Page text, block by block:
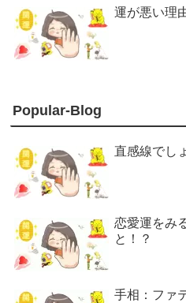
運が悪い理
Popular-Blog
直感線でし
恋愛運をみ
と！？
手相：ファ